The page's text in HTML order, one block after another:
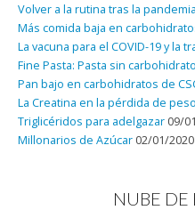
Volver a la rutina tras la pandemia
Más comida baja en
La vacuna para el COVID-19 y la
Fine Pasta: Pasta sin
Pan bajo en carbohidratos de
La Creatina en la pérdida de peso
Triglicéridos para adelgazar 09/
Millonarios de Azúcar 02/01/2020
NUBE DE